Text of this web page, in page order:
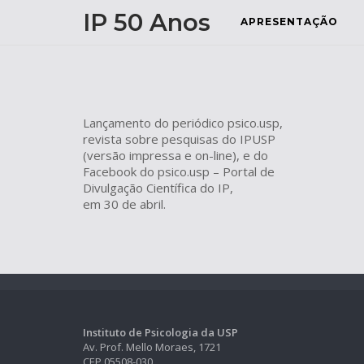
IP 50 Anos APRESENTAÇÃO
Lançamento do periódico psico.usp,
revista sobre pesquisas do IPUSP
(versão impressa e on-line), e do
Facebook do psico.usp – Portal de
Divulgação Científica do IP,
em 30 de abril.
Instituto de Psicologia da USP
Av. Prof. Mello Moraes, 1721